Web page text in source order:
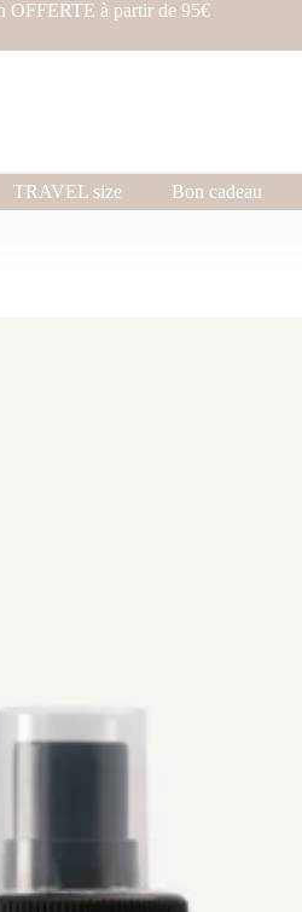
OFFERTE à partir de 95€
TRAVEL size Bon cadeau